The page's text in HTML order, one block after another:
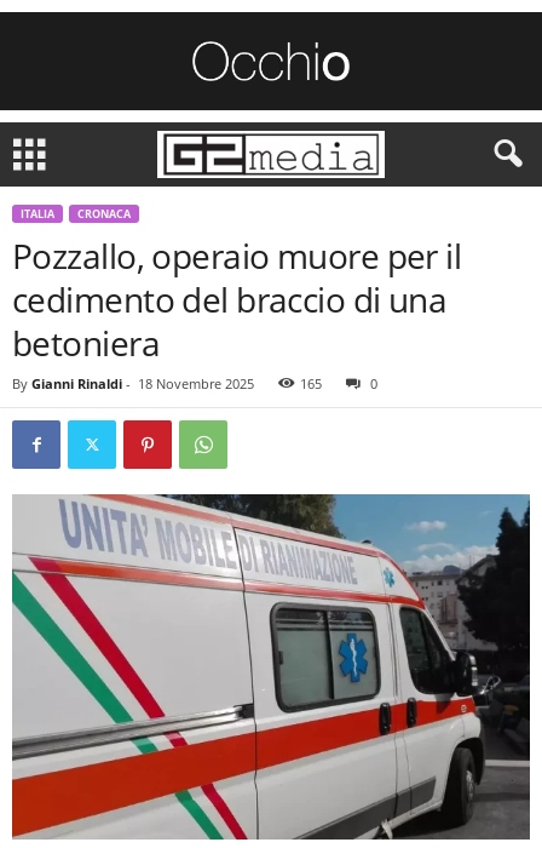
ITALIA CRONACA
Pozzallo, operaio muore per il
cedimento del braccio di una
betoniera
By Gianni Rinaldi - 18 Novembre 2025 165 0